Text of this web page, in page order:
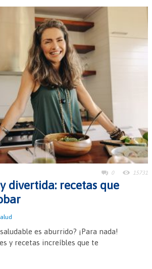
0 15731
divertida: recetas que
es aburrido? ¡Para nada!
y recetas increíbles que te